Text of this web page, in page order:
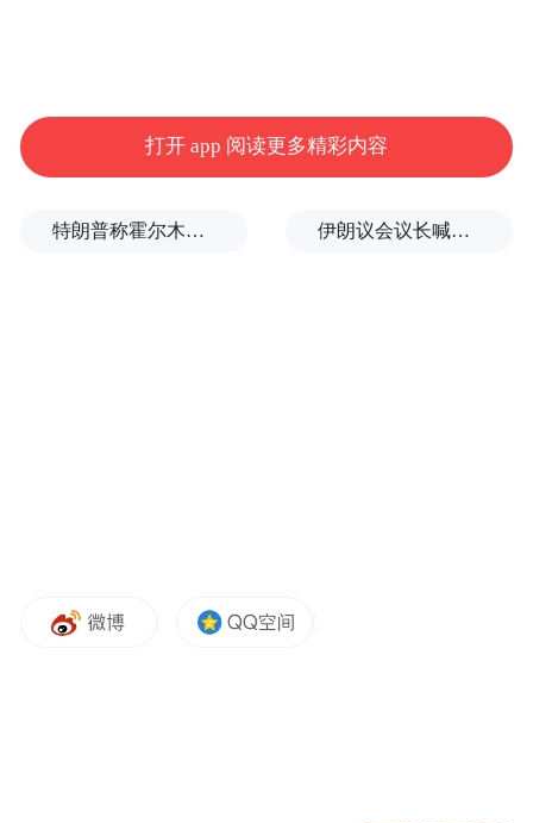
这是一次以生活方式医学为核心方法论，面
向亿级银发人群的健康治理升维实践 。
大会开篇完成双重定调。
打开 app 阅读更多精彩内容
特朗普称霍尔木兹海峡协议尚未达成，正参与相关谈判 伊朗议会议长喊话：别再作秀了！